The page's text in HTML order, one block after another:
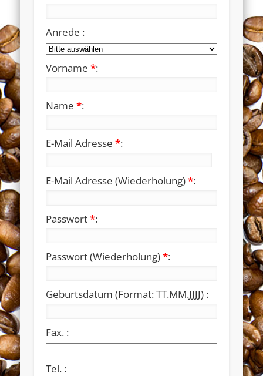
Anrede :
Vorname*:
Name*:
E-Mail Adresse*:
E-Mail Adresse (Wiederholung)*:
Passwort*:
Passwort (Wiederholung)*:
Geburtsdatum (Format: TT.MM.JJJJ) :
Fax. :
Tel. :